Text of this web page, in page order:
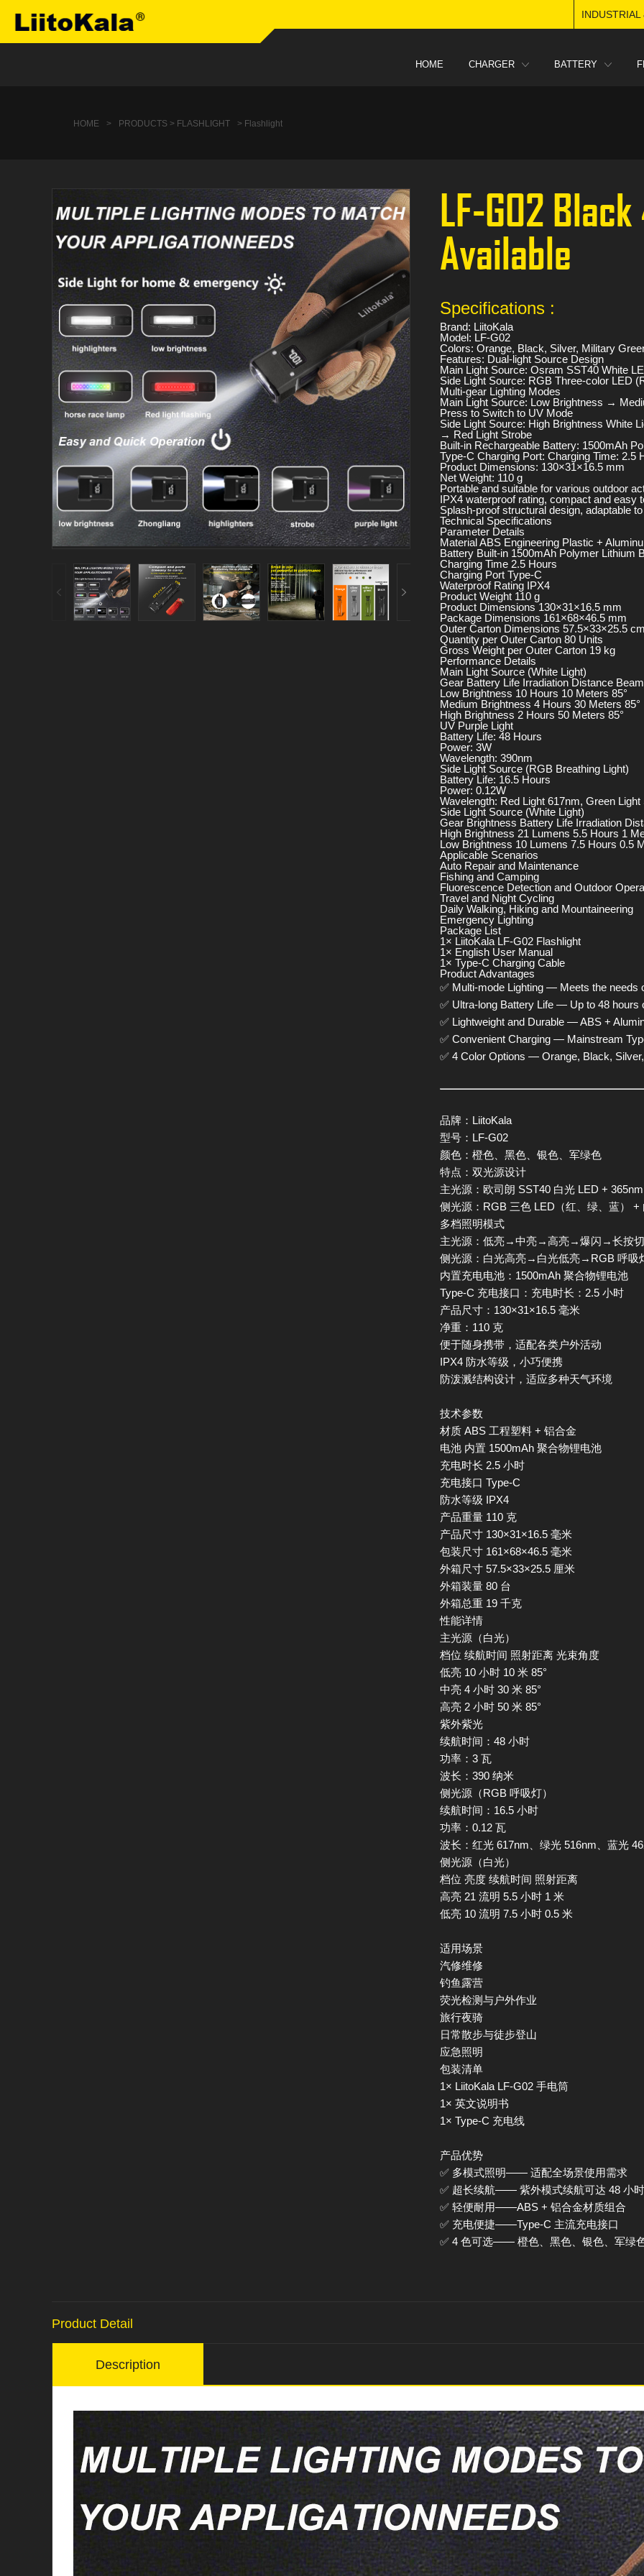
INDUSTRIAL
HOME CHARGER BATTERY
HOME > PRODUCTS > FLASHLIGHT > Flashlight
LF-G02
Available
Specifications :
Brand: LiitoKala
Model: LF-G02
Colors: Orange, Black, Silver, Military
Features: Dual-light Source Design
Main Light Source: Osram SST40 White
Side Light Source: RGB Three-color LED
Multi-gear Lighting Modes
Main Light Source: Low Brightness →
Press to Switch to UV Mode
Side Light Source: High Brightness White
→ Red Light Strobe
Built-in Rechargeable Battery: 1500mAh
Type-C Charging Port: Charging Time: 2.5
Product Dimensions: 130×31×16.5 mm
Net Weight: 110 g
Portable and suitable for various outdoor
IPX4 waterproof rating, compact and easy
Splash-proof structural design, adaptable
Technical Specifications
Parameter Details
Material ABS Engineering Plastic +
Battery Built-in 1500mAh Polymer Lithium
Charging Time 2.5 Hours
Charging Port Type-C
Waterproof Rating IPX4
Product Weight 110 g
Product Dimensions 130×31×16.5 mm
Package Dimensions 161×68×46.5 mm
Outer Carton Dimensions 57.5×33×25.5
Quantity per Outer Carton 80 Units
Gross Weight per Outer Carton 19 kg
Performance Details
Main Light Source (White Light)
Gear Battery Life Irradiation Distance
Low Brightness 10 Hours 10 Meters 85°
Medium Brightness 4 Hours 30 Meters 85°
High Brightness 2 Hours 50 Meters 85°
UV Purple Light
Battery Life: 48 Hours
Power: 3W
Wavelength: 390nm
Side Light Source (RGB Breathing Light)
Battery Life: 16.5 Hours
Power: 0.12W
Wavelength: Red Light 617nm, Green
Side Light Source (White Light)
Gear Brightness Battery Life Irradiation
High Brightness 21 Lumens 5.5 Hours 1
Low Brightness 10 Lumens 7.5 Hours 0.5
Applicable Scenarios
Auto Repair and Maintenance
Fishing and Camping
Fluorescence Detection and Outdoor
Travel and Night Cycling
Daily Walking, Hiking and Mountaineering
Emergency Lighting
Package List
1× LiitoKala LF-G02 Flashlight
1× English User Manual
1× Type-C Charging Cable
Product Advantages
✅ Multi-mode Lighting — Meets the needs
✅ Ultra-long Battery Life — Up to 48 hours
✅ Lightweight and Durable — ABS +
✅ Convenient Charging — Mainstream
✅ 4 Color Options — Orange, Black,
品牌：LiitoKala
型号：LF-G02
颜色：橙色、黑色、银色、军绿色
特点： 双光源设计
主光源：欧司朗 SST40 白光 LED +
侧光源：RGB 三色 LED（红、绿、蓝） +
多档照明模式
主光源：低亮→中亮→高亮→爆闪→长按切
侧光源：白光高亮→白光低亮→RGB 呼吸
内置充电电池： 1500mAh 聚合物锂电池
Type-C 充电接口： 充电时长：2.5 小时
产品尺寸：130×31×16.5 毫米
净重：110 克
便于随身携带，适配各类户外活动
IPX4 防水等级，小巧便携
防泼溅结构设计，适应多种天气环境
技术参数
材质 ABS 工程塑料 + 铝合金
电池 内置 1500mAh 聚合物锂电池
充电时长 2.5 小时
充电接口 Type-C
防水等级 IPX4
产品重量 110 克
产品尺寸 130×31×16.5 毫米
包装尺寸 161×68×46.5 毫米
外箱尺寸 57.5×33×25.5 厘米
外箱装量 80 台
外箱总重 19 千克
性能详情
主光源（白光）
档位 续航时间 照射距离 光束角度
低亮 10 小时 10 米 85°
中亮 4 小时 30 米 85°
高亮 2 小时 50 米 85°
紫外紫光
续航时间：48 小时
功率：3 瓦
波长：390 纳米
侧光源（RGB 呼吸灯）
续航时间：16.5 小时
功率：0.12 瓦
波长：红光 617nm、绿光 516nm、蓝光
侧光源（白光）
档位 亮度 续航时间 照射距离
高亮 21 流明 5.5 小时 1 米
低亮 10 流明 7.5 小时 0.5 米
适用场景
汽修维修
钓鱼露营
荧光检测与户外作业
旅行夜骑
日常散步与徒步登山
应急照明
包装清单
1× LiitoKala LF-G02 手电筒
1× 英文说明书
1× Type-C 充电线
产品优势
✅ 多模式照明—— 适配全场景使用需求
✅ 超长续航—— 紫外模式续航可达 48 小时
✅ 轻便耐用——ABS + 铝合金材质组合
✅ 充电便捷——Type-C 主流充电接口
✅ 4 色可选—— 橙色、黑色、银色、军绿
Product Detail
Description